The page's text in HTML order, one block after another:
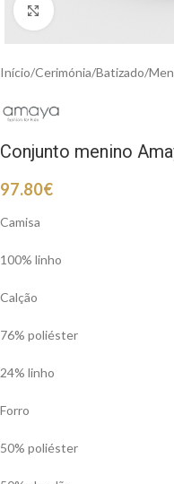
Clique para aumentar
Início Cerimónia Batizado
Conjunto menino
97.80€
Camisa
100% linho
Calção
76% poliéster
24% linho
Forro
50% poliéster